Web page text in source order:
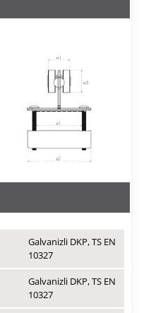
Galvanizli DKP, TS EN
10327
Galvanizli DKP, TS EN
10327